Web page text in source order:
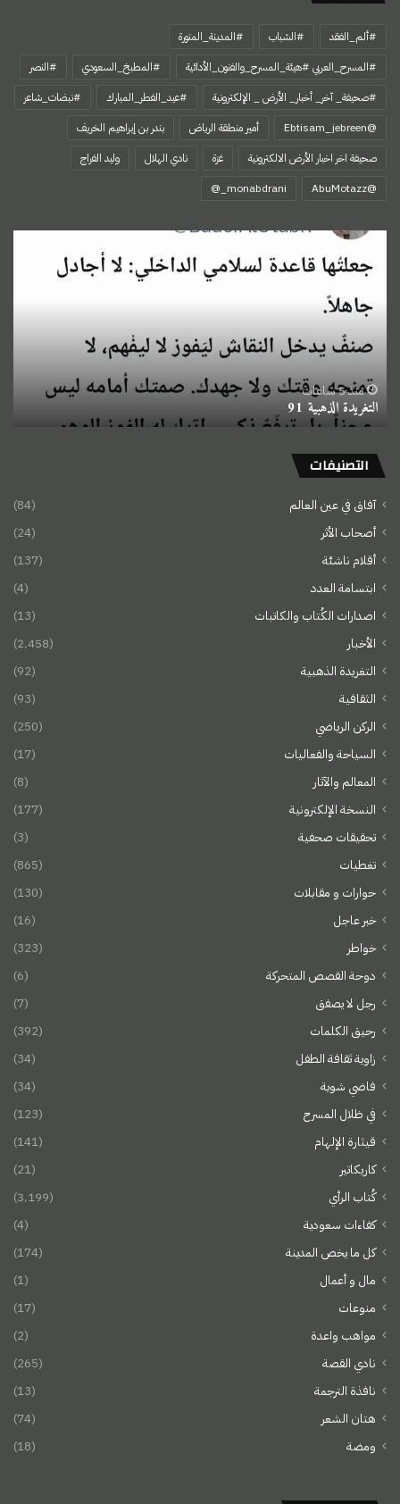
#ألم_الفقد #الشباب
#المدينة_المنورة
#المسرح_العربي #هيئة_المسرح_والفنون_الأدائية
#المطبخ_السعودي
#النصر
#صحيفة_ آخر_ أخبار_ الأرض _ الإلكترونية
#عيد_الفطر_المبارك
#نبضات_شاعر
@Ebtisam_jebreen
أمير منطقة الرياض
بندر بن إبراهيم الخريف
صحيفة اخر اخبار الأرض الالكترونية
غزة نادي الهلال
وليد الفراج
‏@AbuMotazz
التغريدة
منذ 5 ساعات
التغريدة الذهبية 91
التصنيفات
آفاق في عين العالم
(84)
أصحاب الأثر
(24)
أقلام ناشئة
(137)
ابتسامة العدد
(4)
اصدارات الكُتاب والكاتبات
(13)
الأخبار
(2٬458)
التغريدة الذهبية
(92)
الثقافية
(93)
الركن الرياضي
(250)
السياحة والفعاليات
(17)
المعالم والآثار
(8)
النسخة الإلكترونية
(177)
تحقيقات صحفية
(3)
تغطيات
(865)
حوارات و مقابلات
(130)
خبر عاجل
(16)
خواطر
(323)
دوحة القصص المتحركة
(6)
رجل لا يصفق
(7)
رحيق الكلمات
(392)
زاوية ثقافة الطفل
(34)
فاضي شوية
(34)
في ظلال المسرح
(123)
قيثارة الإلهام
(141)
كاريكاتير
(21)
كُتاب الرأي
(3٬199)
كفاءات سعودية
(4)
كل ما يخص المدينة
(174)
مال و أعمال
(1)
منوعات
(17)
مواهب واعدة
(2)
نادي القصة
(265)
نافذة الترجمة
(13)
هتان الشعر
(74)
ومضة
(18)